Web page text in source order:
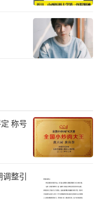
称号
整引